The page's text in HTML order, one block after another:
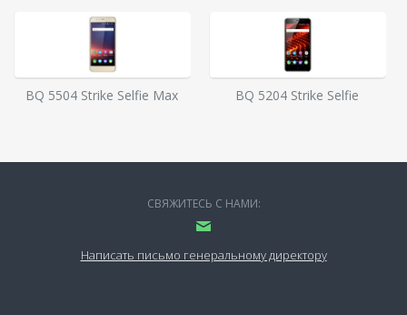
BQ 5504 Strike Selfie Max BQ 5204 Strike Selfie
СВЯЖИТЕСЬ С НАМИ:
Написать письмо генеральному директору